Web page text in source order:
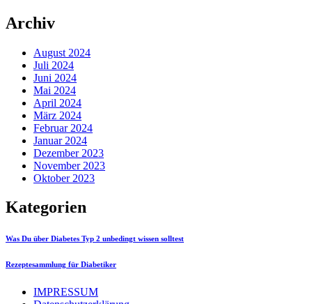
Archiv
August 2024
Juli 2024
Juni 2024
Mai 2024
April 2024
März 2024
Februar 2024
Januar 2024
Dezember 2023
November 2023
Oktober 2023
Kategorien
Was Du über Diabetes Typ 2 unbedingt wissen solltest
Rezeptesammlung für Diabetiker
IMPRESSUM